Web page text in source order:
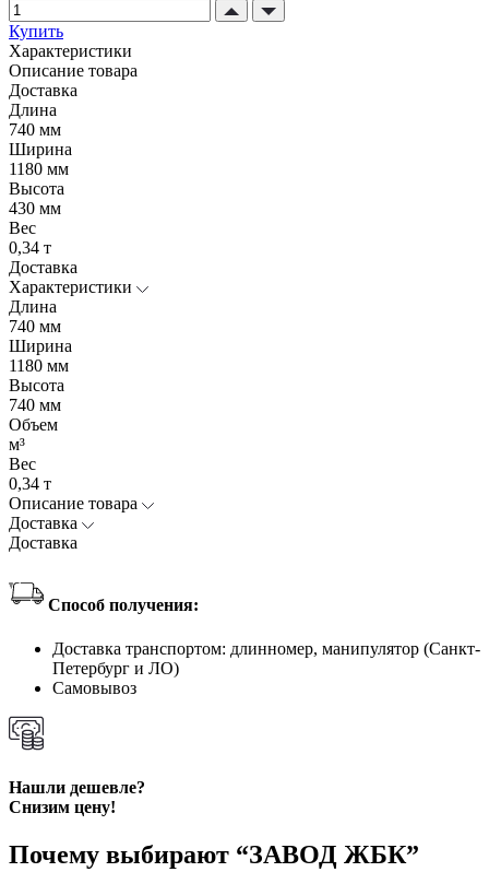
Купить
Характеристики
Описание товара
Доставка
Длина
740 мм
Ширина
1180 мм
Высота
430 мм
Вес
0,34 т
Доставка
Характеристики
Длина
740 мм
Ширина
1180 мм
Высота
740 мм
Объем
м³
Вес
0,34 т
Описание товара
Доставка
Доставка
Способ получения:
Доставка транспортом: длинномер, манипулятор (Санкт-
Петербург и ЛО)
Самовывоз
Нашли дешевле?
Снизим цену!
Почему выбирают “ЗАВОД ЖБК”